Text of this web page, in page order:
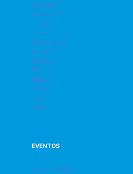
Hidrobike
Hidroginástica
Jiu Jitsu
Judô
Musculação
Natação
Peteca
Pilates
Ritmos
Sinuca
Tênis
Vôlei
EVENTOS
Social | Cultural